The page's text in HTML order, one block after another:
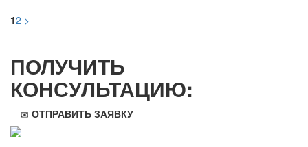
12 >
ПОЛУЧИТЬ
КОНСУЛЬТАЦИЮ:
ОТПРАВИТЬ ЗАЯВКУ